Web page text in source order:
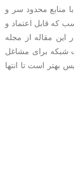
منابع محدود سر و
که قابل اعتماد و
مقاله از مجله
شبکه برای مشاغل
بهتر است تا انتها